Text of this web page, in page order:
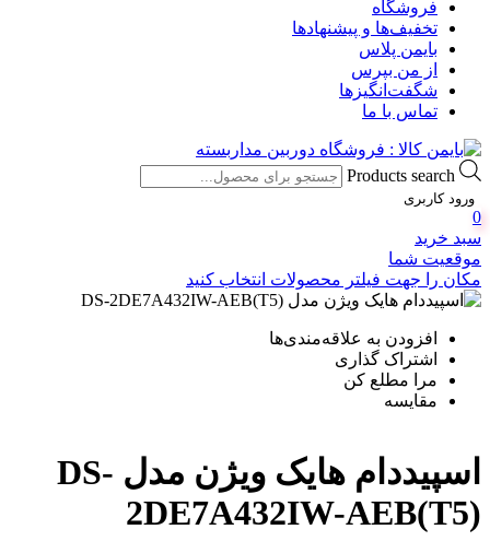
فروشگاه
تخفیف‌ها و پیشنهادها
بایمن پلاس
از من بپرس
شگفت‌انگیزها
تماس با ما
Products search
ورود کاربری
0
سبد خرید
موقعیت شما
مکان را جهت فیلتر محصولات انتخاب کنید
افزودن به علاقه‌مندی‌ها
اشتراک گذاری
مرا مطلع کن
مقایسه
اسپیددام هایک ویژن مدل DS-
2DE7A432IW-AEB(T5)